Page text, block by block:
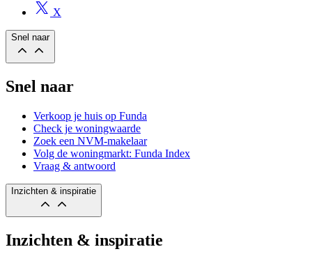
X
Snel naar
Snel naar
Verkoop je huis op Funda
Check je woningwaarde
Zoek een NVM-makelaar
Volg de woningmarkt: Funda Index
Vraag & antwoord
Inzichten & inspiratie
Inzichten & inspiratie